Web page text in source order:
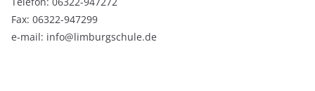
Fax: 06322-947299
e-mail: info@limburgschule.de